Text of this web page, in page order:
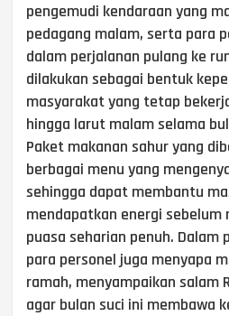
pengemudi kendaraan yang
pedagang malam, serta para
dalam perjalanan pulang ke
dilakukan sebagai bentuk
masyarakat yang tetap
hingga larut malam selama
Paket makanan sahur yang
berbagai menu yang
sehingga dapat membantu
mendapatkan energi sebelum
puasa seharian penuh. Dalam
para personel juga menyapa
ramah, menyampaikan salam
agar bulan suci ini membawa